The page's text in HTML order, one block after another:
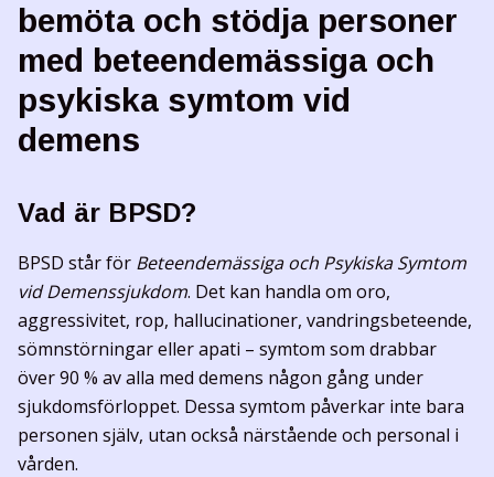
bemöta och stödja personer
med beteendemässiga och
psykiska symtom vid
demens
Vad är BPSD?
BPSD står för Beteendemässiga och Psykiska Symtom
vid Demenssjukdom. Det kan handla om oro,
aggressivitet, rop, hallucinationer, vandringsbeteende,
sömnstörningar eller apati – symtom som drabbar
över 90 % av alla med demens någon gång under
sjukdomsförloppet. Dessa symtom påverkar inte bara
personen själv, utan också närstående och personal i
vården.